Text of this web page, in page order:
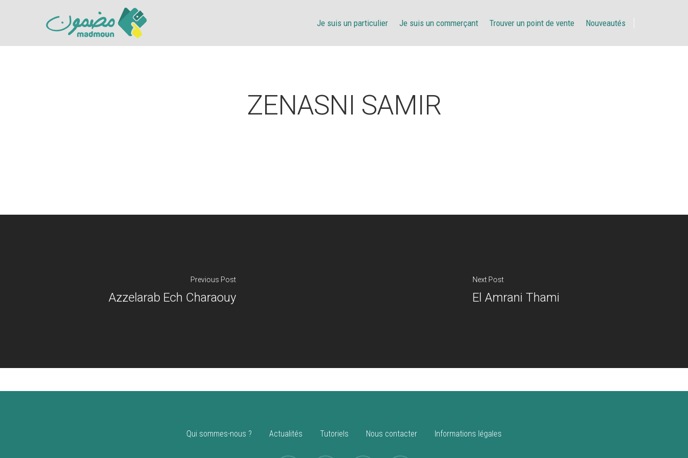
Je suis un particulier Je suis un commerçant Trouver un point de vente Nouveautés
ZENASNI SAMIR
Previous Post
Azzelarab Ech Charaouy
Next Post
El Amrani Thami
Qui sommes-nous ? Actualités Tutoriels Nous contacter Informations légales